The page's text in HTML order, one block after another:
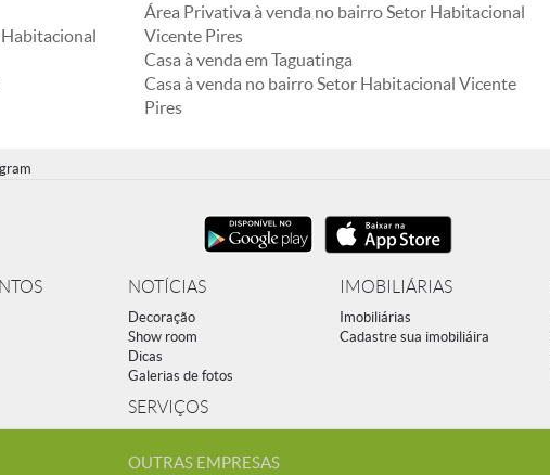
Área Privativa à venda no bairro Setor Habitacional
Vicente Pires
Casa à venda em Taguatinga
Casa à venda no bairro Setor Habitacional Vicente
Pires
NOTÍCIAS
Decoração
Show room
Dicas
Galerias de fotos
SERVIÇOS
IMOBILIÁRIAS
Imobiliárias
Cadastre sua imobiliáira
OUTRAS EMPRESAS